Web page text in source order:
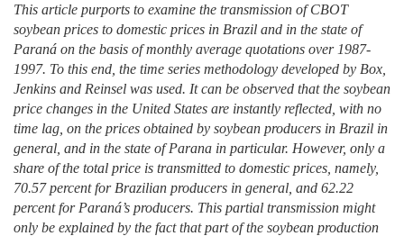
This article purports to examine the transmission of CBOT
soybean prices to domestic prices in Brazil and in the state of
Paraná on the basis of monthly average quotations over 1987-
1997. To this end, the time series methodology developed by Box,
Jenkins and Reinsel was used. It can be observed that the soybean
price changes in the United States are instantly reflected, with no
time lag, on the prices obtained by soybean producers in Brazil in
general, and in the state of Parana in particular. However, only a
share of the total price is transmitted to domestic prices, namely,
70.57 percent for Brazilian producers in general, and 62.22
percent for Paraná’s producers. This partial transmission might
only be explained by the fact that part of the soybean production